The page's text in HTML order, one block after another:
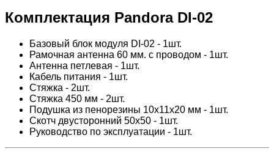
Комплектация Pandora DI-02
Базовый блок модуля DI-02 - 1шт.
Рамочная антенна 60 мм. с проводом - 1шт.
Антенна петлевая - 1шт.
Кабель питания - 1шт.
Стяжка - 2шт.
Стяжка 450 мм - 2шт.
Подушка из пенорезины 10x11x20 мм - 1шт.
Скотч двусторонний 50х50 - 1шт.
Руководство по эксплуатации - 1шт.